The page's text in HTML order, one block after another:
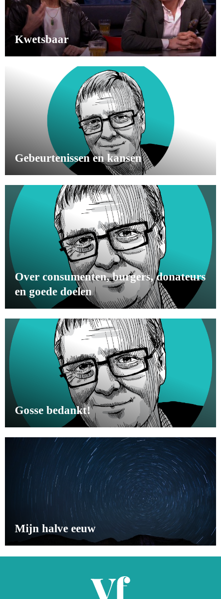
Kwetsbaar
Gebeurtenissen en kansen
Over consumenten, burgers, donateurs
en goede doelen
Gosse bedankt!
Mijn halve eeuw